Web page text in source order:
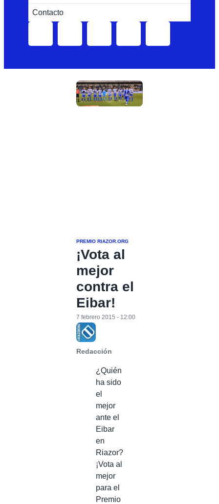
Contacto
PREMIO RIAZOR.ORG
¡Vota al
mejor
contra el
Eibar!
Redacción
7 febrero 2015 - 12:00
¿Quién
ha sido
el
mejor
ante el
Eibar
en
Riazor?
¡Vota al
mejor
para el
Premio